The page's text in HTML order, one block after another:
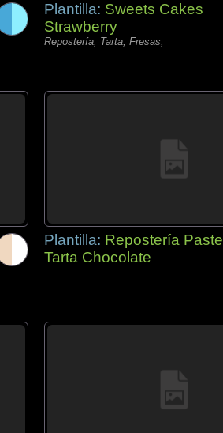
Plantilla: Sweets Cakes
Strawberry
Repostería, Tarta, Fresas,
Plantilla: Repostería Pastel
Tarta Chocolate